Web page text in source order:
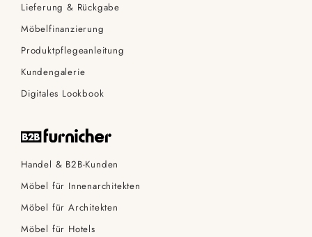
Lieferung & Rückgabe
Möbelfinanzierung
Produktpflegeanleitung
Kundengalerie
Digitales Lookbook
Handel & B2B-Kunden
Möbel für Innenarchitekten
Möbel für Architekten
Möbel für Hotels